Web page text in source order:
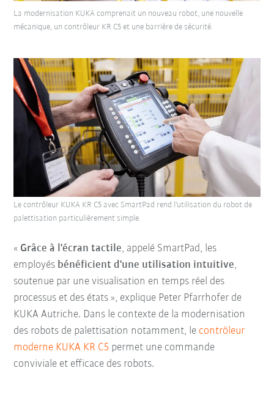
La modernisation KUKA comprenait un nouveau robot, une nouvelle
mécanique, un contrôleur KR C5 et une barrière de sécurité.
« Grâce à l'écran tactile, appelé SmartPad, les
employés bénéficient d'une utilisation intuitive,
soutenue par une visualisation en temps réel des
processus et des états », explique Peter Pfarrhofer de
KUKA Autriche. Dans le contexte de la modernisation
des robots de palettisation notamment, le contrôleur
moderne KUKA KR C5 permet une commande
conviviale et efficace des robots.
Le contrôleur KUKA KR C5 avec SmartPad rend l'utilisation du robot de
palettisation particulièrement simple.